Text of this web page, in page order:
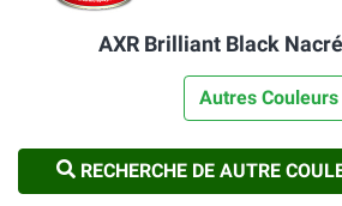
AXR Brilliant Black
Autres Couleurs
RECHERCHE DE AUTRE